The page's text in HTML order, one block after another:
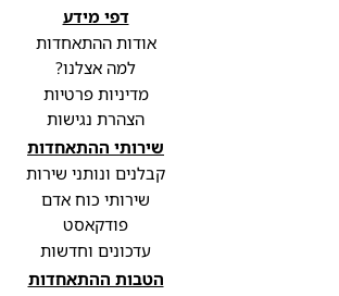
דפי מידע
אודות ההתאחדות
למה אצלנו?
מדיניות פרטיות
הצהרת נגישות
שירותי ההתאחדות
קבלנים ונותני שירות
שירותי כוח אדם
פודקאסט
עדכונים וחדשות
הטבות ההתאחדות